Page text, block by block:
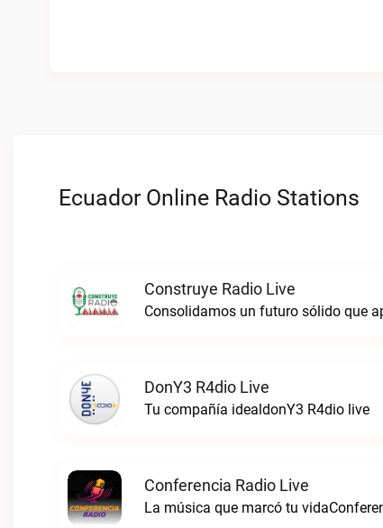
Ecuador Online Radio Stations
Construye Radio Live
DonY3 R4dio Live
Tu compañía idealdonY3 R4dio live
Conferencia Radio Live
La música que marcó tu